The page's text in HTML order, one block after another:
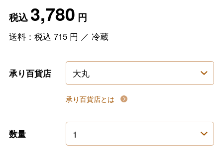
税込3,780 円
送料：税込 715円 ／ 冷蔵
承り百貨店
承り百貨店とは
数量